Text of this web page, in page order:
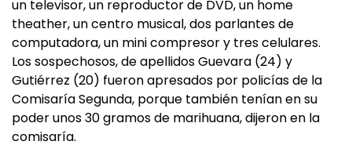
un televisor, un reproductor de DVD, un home
theather, un centro musical, dos parlantes de
computadora, un mini compresor y tres celulares.
Los sospechosos, de apellidos Guevara (24) y
Gutiérrez (20) fueron apresados por policías de la
Comisaría Segunda, porque también tenían en su
poder unos 30 gramos de marihuana, dijeron en la
comisaría.